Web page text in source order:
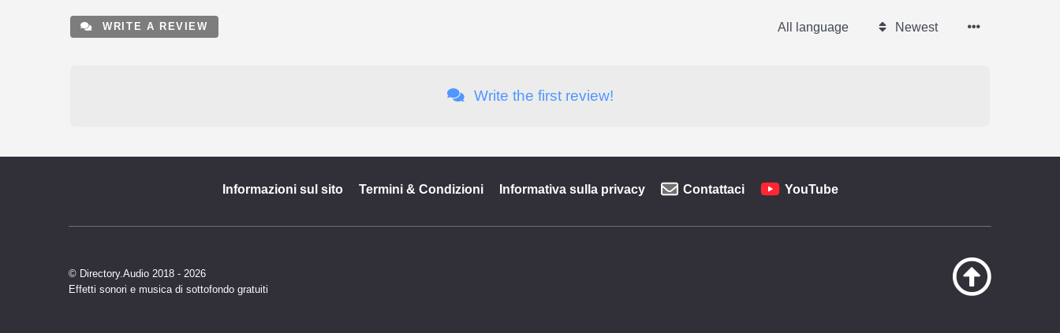
WRITE A REVIEW All language Newest
Write the first review!
Informazioni sul sito Termini & Condizioni Informativa sulla privacy Contattaci YouTube
© Directory.Audio 2018 - 2026
Effetti sonori e musica di sottofondo gratuiti